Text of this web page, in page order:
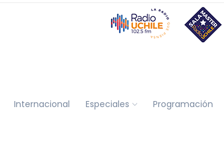
Internacional Especiales Programación